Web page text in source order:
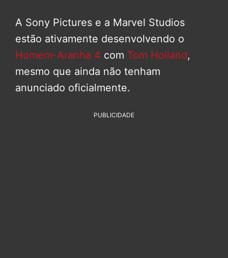
A Sony Pictures e a Marvel Studios
estão ativamente desenvolvendo o
Homem-Aranha 4 com Tom Holland,
mesmo que ainda não tenham
anunciado oficialmente.
PUBLICIDADE